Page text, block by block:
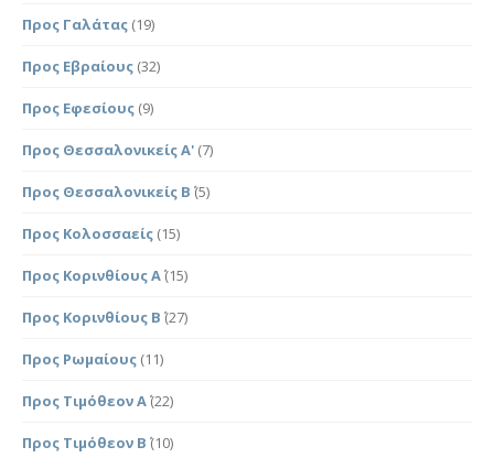
Προς Γαλάτας (19)
Προς Εβραίους (32)
Προς Εφεσίους (9)
Προς Θεσσαλονικείς Α' (7)
Προς Θεσσαλονικείς Β΄ (5)
Προς Κολοσσαείς (15)
Προς Κορινθίους Α΄(15)
Προς Κορινθίους Β΄ (27)
Προς Ρωμαίους (11)
Προς Τιμόθεον Α΄(22)
Προς Τιμόθεον Β΄ (10)